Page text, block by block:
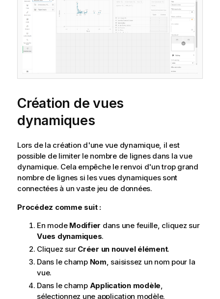
Création de vues
dynamiques
Lors de la création d'une vue dynamique, il est
possible de limiter le nombre de lignes dans la vue
dynamique. Cela empêche le renvoi d'un trop grand
nombre de lignes si les vues dynamiques sont
connectées à un vaste jeu de données.
Procédez comme suit :
En mode Modifier dans une feuille, cliquez sur
Vues dynamiques.
Cliquez sur Créer un nouvel élément.
Dans le champ Nom, saisissez un nom pour la
vue.
Dans le champ Application modèle,
sélectionnez une application modèle.